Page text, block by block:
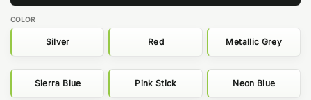
COLOR
Silver Red Metallic Grey
Sierra Blue Pink Stick Neon Blue